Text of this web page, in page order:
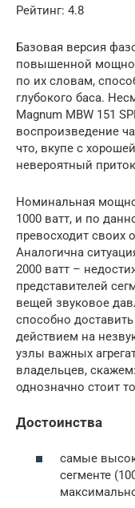
Рейтинг: 4.8
Базовая версия
повышенной
по их словам,
глубокого баса.
Magnum MBW 151
воспроизведение
что, вкупе с
невероятный
Номинальная
1000 ватт, и по
превосходит своих
Аналогична
2000 ватт –
представителей
вещей звуковое
способно
действием на
узлы важных
владельцев,
однозначно стоит
Достоинства
самые
сегменте